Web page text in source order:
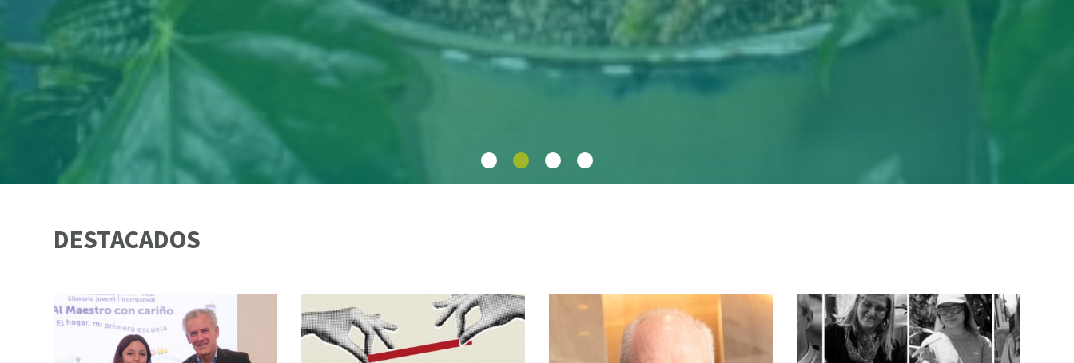
DESTACADOS